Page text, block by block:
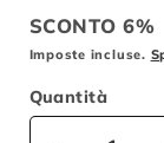
di
listino
SCONTO 6%
Imposte incluse.
Quantità